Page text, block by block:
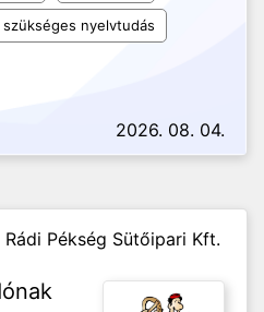
szükséges nyelvtudás
2026. 08. 04.
Rádi Pékség Sütőipari Kft.